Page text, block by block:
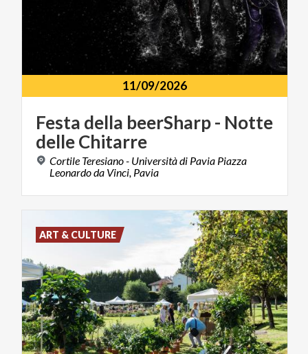
11/09/2026
Festa della beerSharp- Notte
delleChitarre
Cortile Teresiano - Università di Pavia Piazza
Leonardo da Vinci, Pavia
ART & CULTURE